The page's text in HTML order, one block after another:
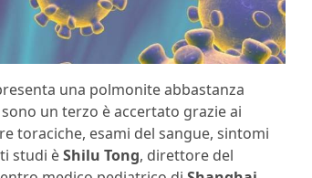
una polmonite abbastanza
un terzo è accertato grazie ai
toraciche, esami del sangue, sintomi
studi èShilu Tong, direttore del